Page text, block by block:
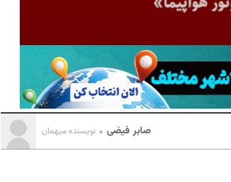
صابر فیضی نویسنده میهمان